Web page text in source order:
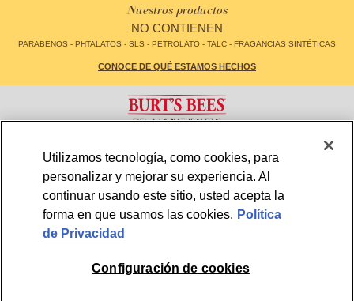
Nuestros productos
NO CONTIENEN
PARABENOS - PHTALATOS - SLS - PETROLATO - TALC - FRAGANCIAS SINTÉTICAS
CONOCE DE QUÉ ESTAMOS HECHOS
LOCALIZADOR DE TIENDAS
MAPA DE SITIO
POLÍTICA DE PRIVACIDAD
TÉRMINOS Y CONDICIONES DE USO
CONFIGURACIÓN DE COOKIES
Utilizamos tecnología, como cookies, para
personalizar y mejorar su experiencia. Al
continuar usando este sitio, usted acepta la
forma en que usamos las cookies. Política
de Privacidad
Configuración de cookies